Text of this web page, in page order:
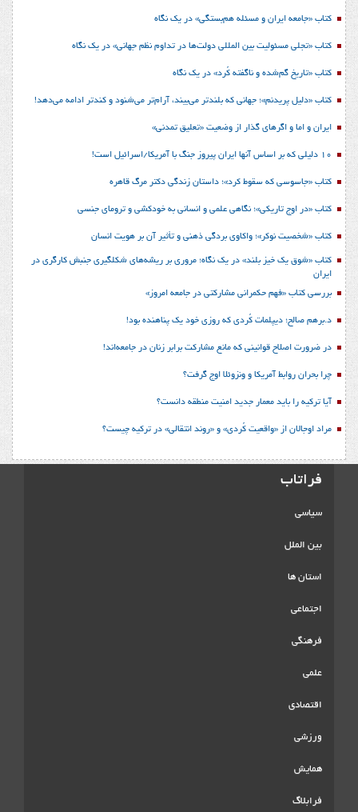
کتاب «جامعه ایران و مسئله هم‌بستگی» در یک نگاه
کتاب «تجلی مسئولیت بین المللی دولت‌ها در تداوم نظم جهانی» در یک نگاه
کتاب «تاریخ گم‌شده و ناگفته کُرد» در یک نگاه
کتاب «دلیل پریدنم»؛ جهانی که بلندتر می‌بیند، آرام‌تر می‌شنود و کندتر ادامه می‌دهد!
ایران و اما و اگرهای گذار از وضعیت «تعلیق تمدنی»
10 دلیلی که بر اساس آنها ایران پیروز جنگ با آمریکا/اسرائیل است!
کتاب «جاسوسی که سقوط کرد»؛ داستان زندگی دکتر مرگ قاهره
کتاب «در اوج تاریکی»؛ نگاهی علمی و انسانی به خودکشی و ترومای جنسی
کتاب «شخصیت نوکر»؛ واکاوی بردگی ذهنی و تأثیر آن بر هویت انسان
کتاب «شوق یک خیز بلند» در یک نگاه؛ مروری بر ریشه‌های شکل‎گیری جنبش کارگری در
ایران
بررسی کتاب «فهم حکمرانی مشارکتی در جامعه امروز»
د.برهم صالح؛ دیپلمات کُردی که روزی خود یک پناهنده بود!
در ضرورت اصلاح قوانینی که مانع مشارکت برابر زنان در جامعه‌اند!
چرا بحران روابط آمریکا و ونزوئلا اوج گرفت؟
آیا ترکیه را باید معمار جدید امنیت منطقه دانست؟
مراد اوجالان از «واقعیت کُردی» و «روند انتقالی» در ترکیه چیست؟
فراتاب
سیاسی
بین الملل
استان ها
اجتماعی
فرهنگی
علمی
اقتصادی
ورزشی
همایش
فرابلاگ